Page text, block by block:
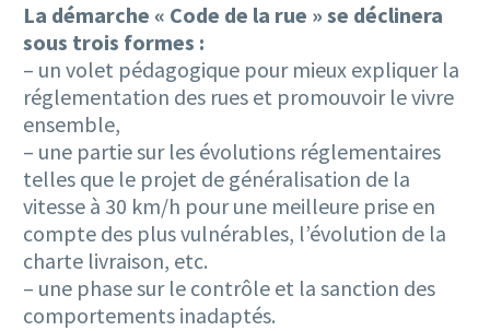
La démarche « Code de la rue » se déclinera
sous trois formes :
– un volet pédagogique pour mieux expliquer la
réglementation des rues et promouvoir le vivre
ensemble,
– une partie sur les évolutions réglementaires
telles que le projet de généralisation de la
vitesse à 30 km/h pour une meilleure prise en
compte des plus vulnérables, l’évolution de la
charte livraison, etc.
– une phase sur le contrôle et la sanction des
comportements inadaptés.